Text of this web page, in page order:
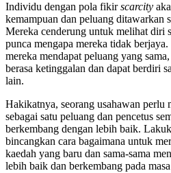
Individu dengan pola fikirscarcity
kemampuan dan peluang ditawarkan
Mereka cenderung untuk melihat diri
punca mengapa mereka tidak
mereka mendapat peluang yang
berasa ketinggalan dan dapat berdiri
lain.
Hakikatnya, seorang usahawan perlu
sebagai satu peluang dan pencetus
berkembang dengan lebih baik.
bincangkan cara bagaimana untuk
kaedah yang baru dan sama-sama
lebih baik dan berkembang pada